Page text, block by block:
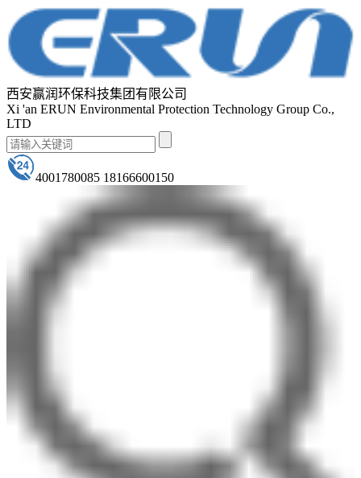
西安赢润环保科技集团有限公司
Xi 'an ERUN Environmental Protection Technology Group Co.,
LTD
4001780085 18166600150